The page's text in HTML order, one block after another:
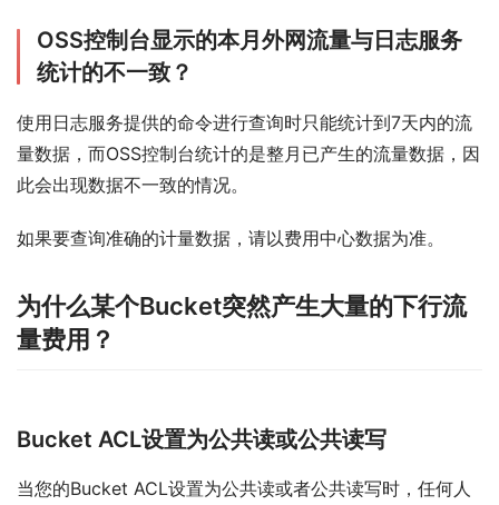
OSS控制台显示的本月外网流量与日志服务
统计的不一致？
使用日志服务提供的命令进行查询时只能统计到7天内的流
量数据，而OSS控制台统计的是整月已产生的流量数据，因
此会出现数据不一致的情况。
如果要查询准确的计量数据，请以费用中心数据为准。
为什么某个Bucket突然产生大量的下行流
量费用？
Bucket ACL设置为公共读或公共读写
当您的Bucket ACL设置为公共读或者公共读写时，任何人